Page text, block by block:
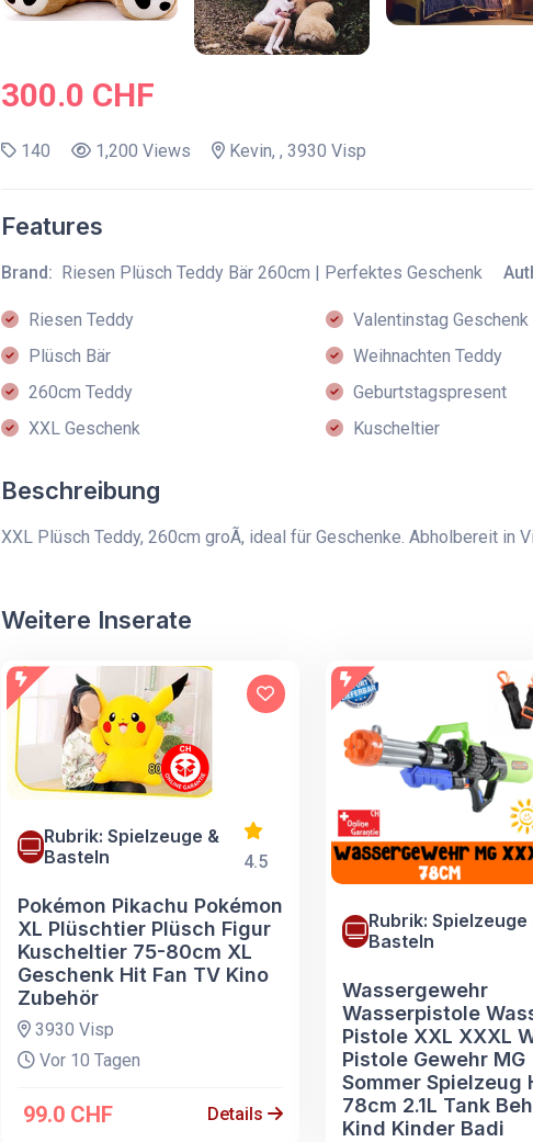
300.0 CHF
140 1,200 Views Kevin, , 3930 Visp
Features
Brand: Riesen Plüsch Teddy Bär 260cm | Perfektes Geschenk
Riesen Teddy
Plüsch Bär
260cm Teddy
XXL Geschenk
Valentinstag Geschenk
Weihnachten Teddy
Geburtstagspresent
Kuscheltier
Beschreibung
XXL Plüsch Teddy, 260cm groÃ, ideal für Geschenke. Abholbereit in
Weitere Inserate
Rubrik: Spielzeuge &
Basteln
4.5
Pokémon Pikachu Pokémon
XL Plüschtier Plüsch Figur
Kuscheltier 75-80cm XL
Geschenk Hit Fan TV Kino
Zubehör
3930 Visp
Vor 10 Tagen
99.0 CHF Details
Rubrik: Spielzeuge
Basteln
Wassergewehr
Wasserpistole
Pistole XXL XXXL
Pistole Gewehr MG
Sommer Spielzeug
78cm 2.1L Tank
Kind Kinder Badi